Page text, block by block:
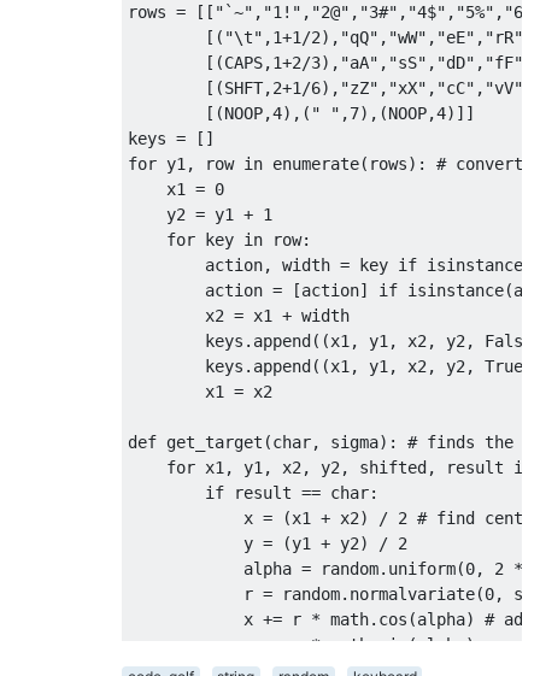
rows = [[ "`~" , "1!" , "2@" , "3#" , "4$" , "5%" ,
[( "\t" ,1+1 /2), "qQ" , "wW" , "eE" , "rR"
[(CAPS,1+2/3), "aA" , "sS" , "dD" , "fF"
[(SHFT,2+1 /6), "zZ" , "xX" , "cC" , "vV"
[(NOOP,4),( " " ,7),(NOOP,4)]]
keys =
[]
for y1 , row in enumerate( rows):
# convert
    x1
= 0
    y2
= y1 + 1
for key in row:
        action
, width = key if isinstance
        action
= [action] if isinstance(
        x2
= x1 + width
        keys
. append ((x1 , y1 , x2 , y2 , False
        keys
. append ((x1 , y1 , x2 , y2 , True
        x1
= x2
def get_target (char, sigma):
# finds the
for x1 , y1 , x2 , y2 , shifted , result in
if result == char:
            x
= (x1 + x2) / 2 # find
            y
= (y1 + y2) / 2
            alpha
= random. uniform(0, 2 *
            r
= random. normalvariate(0,
            x
+= r * math. cos (alpha)
#
* math sin ( alpha
)
return x, y, shifted